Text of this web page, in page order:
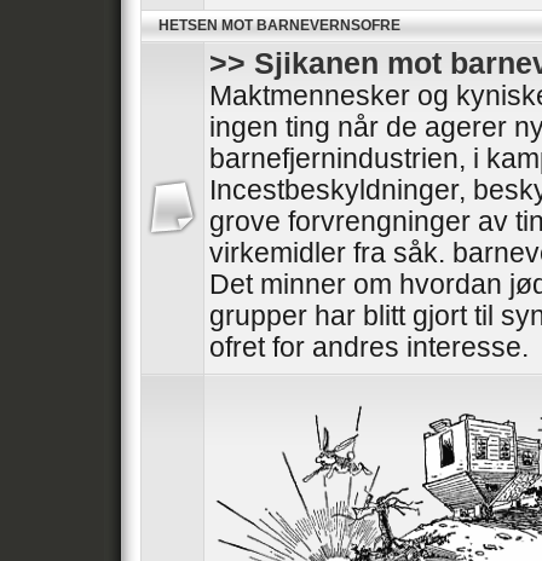
HETSEN MOT BARNEVERNSOFRE
>> Sjikanen mot
Maktmennesker og
ingen ting når de agerer
barnefjernindustrien, i
Incestbeskyldninger,
grove forvrengninger av
virkemidler fra såk.
Det minner om hvordan
grupper har blitt gjort til
ofret for andres interesse.